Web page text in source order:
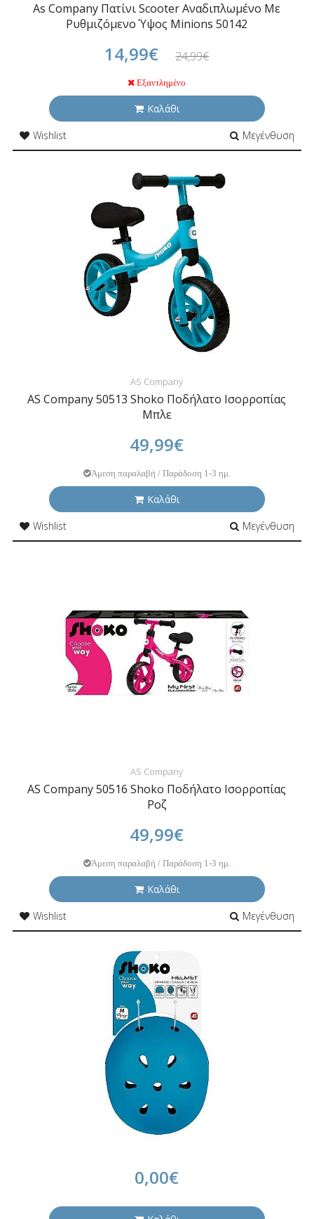
As Company Πατίνι Scooter Αναδιπλωμένο Με
Ρυθμιζόμενο Ύψος Minions 50142
14,99€ 24,99€
Εξαντλημένο
Καλάθι
Wishlist
Μεγένθυση
AS Company
AS Company 50513 Shoko Ποδήλατο Ισορροπίας
Μπλε
49,99€
Άμεση παραλαβή / Παράδοση 1-3 ημ.
Καλάθι
Wishlist
Μεγένθυση
AS Company
AS Company 50516 Shoko Ποδήλατο Ισορροπίας
Ροζ
49,99€
Άμεση παραλαβή / Παράδοση 1-3 ημ.
Καλάθι
Wishlist
Μεγένθυση
0,00€